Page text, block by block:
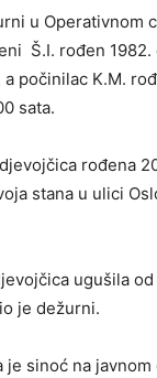
u Operativnom
Š.I. rođen 1982.
počinilac K.M.
sata.
rođena
stana u ulici
ugušila
je dežurni.
je sinoć na